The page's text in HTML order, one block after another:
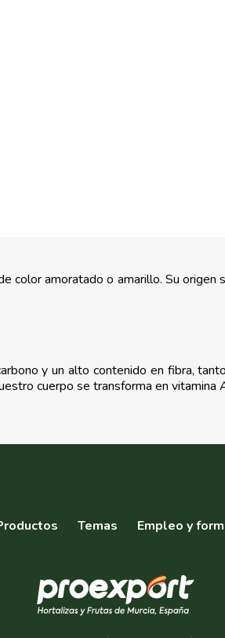
color amoratado o amarillo. Su
y un alto contenido en fibra,
cuerpo se transforma en vitamina
Temas Empleo y